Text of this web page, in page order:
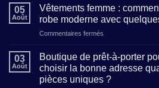
05
Août
Vêtements femme :
robe moderne avec
Commentaires fermés
femme
comment
composer
03
Août
Boutique de prêt-à-porter
choisir la bonne adresse
pièces uniques ?